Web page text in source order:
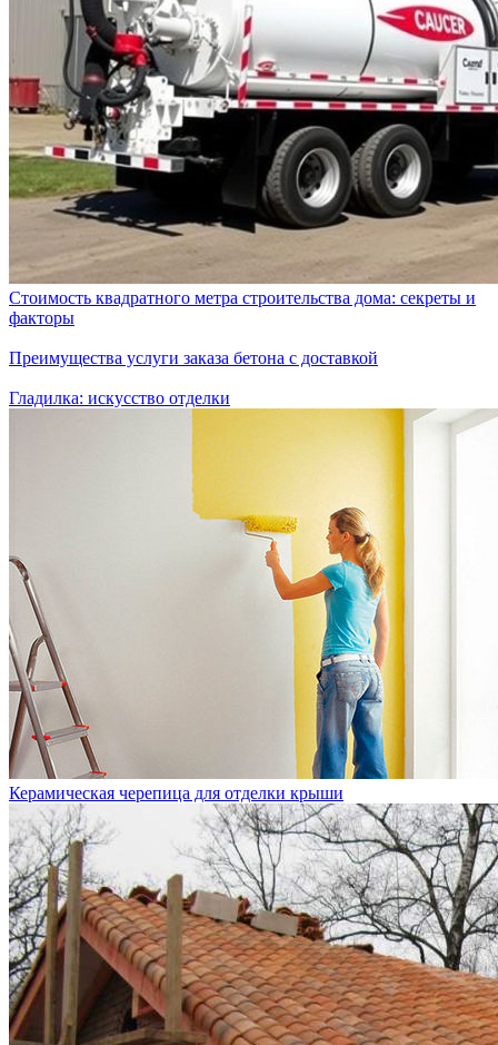
Стоимость квадратного метра строительства дома: секреты и
факторы
Преимущества услуги заказа бетона с доставкой
Гладилка: искусство отделки
Керамическая черепица для отделки крыши